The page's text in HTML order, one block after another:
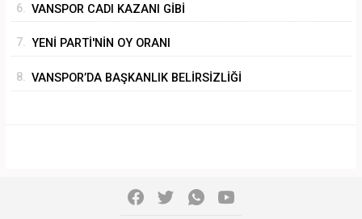
6. VANSPOR CADI KAZANI GİBİ
7. YENİ PARTİ'NİN OY ORANI
8. VANSPOR’DA BAŞKANLIK BELİRSİZLİĞİ